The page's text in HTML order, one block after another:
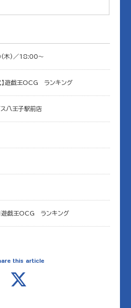
)／18:00〜
式】遊戯王OCG ランキング
ス八王子駅前店
】遊戯王OCG ランキング
this article